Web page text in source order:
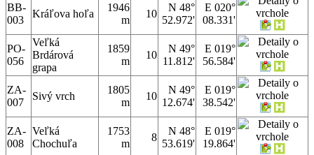
BB-
003
Kráľova hoľa
1946
m
10
N 48°
52.972'
E 020°
08.331'
PO-
056
Veľká
Brdárová
grapa
1859
m
10
N 49°
11.812'
E 019°
56.584'
ZA-
007
Sivý vrch
1805
m
10
N 49°
12.674'
E 019°
38.542'
ZA-
008
Veľká
Chochuľa
1753
m
8
N 48°
53.619'
E 019°
19.864'